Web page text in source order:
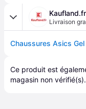
Kaufland.fr
Livraison
Ce produit est
magasin non vérifié(s).